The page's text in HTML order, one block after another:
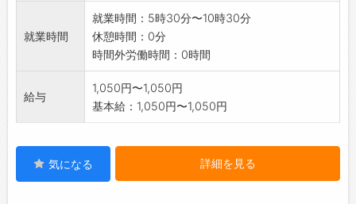
変更範囲:変更なし
就業時間
就業時間：5時30分〜10時30分
休憩時間：0分
時間外労働時間：0時間
給与
1,050円〜1,050円
基本給：1,050円〜1,050円
気になる 詳細を見る